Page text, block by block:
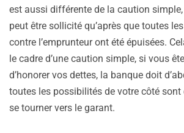
est aussi différente de la caution
peut être sollicité qu’après que toutes
contre l’emprunteur ont été épuisées.
le cadre d’une caution simple, si vous
d’honorer vos dettes, la banque doit
toutes les possibilités de votre côté sont
se tourner vers le garant.